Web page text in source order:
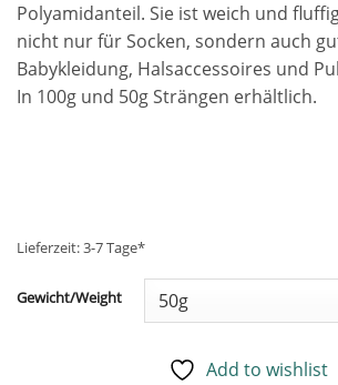
Polyamidanteil. Sie ist weich und
nicht nur für Socken, sondern auch
Babykleidung, Halsaccessoires und
In 100g und 50g Strängen erhältlich.
Lieferzeit:3-7 Tage*
Gewicht/Weight
Add to wishlist